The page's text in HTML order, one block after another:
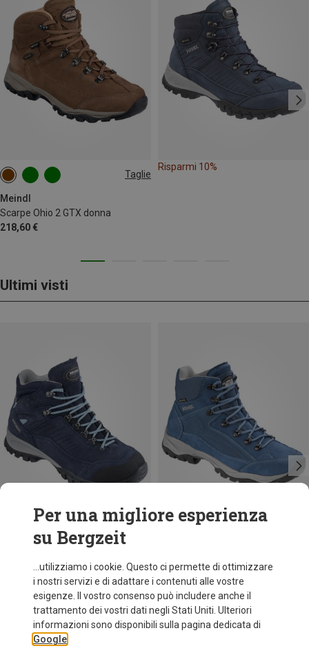
Taglie
Meindl
Scarpe Ohio 2 GTX donna
218,60 €
Risparmi 10%
Ultimi visti
Risparmi 31%
Per una migliore esperienza
su Bergzeit
...utilizziamo i cookie. Questo ci permette di ottimizzare
i nostri servizi e di adattare i contenuti alle vostre
esigenze. Il vostro consenso può includere anche il
trattamento dei vostri dati negli Stati Uniti. Ulteriori
informazioni sono disponibili sulla pagina dedicata di
Google